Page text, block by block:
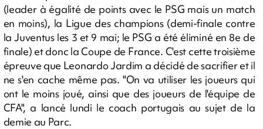
(leader à égalité de points avec le PSG mais un match
en moins), la Ligue des champions (demi-finale contre
la Juventus les 3 et 9 mai; le PSG a été éliminé en 8e de
finale) et donc la Coupe de France. C'est cette troisième
épreuve que Leonardo Jardim a décidé de sacrifier et il
ne s'en cache même pas. "On va utiliser les joueurs qui
ont le moins joué, ainsi que des joueurs de l'équipe de
CFA", a lancé lundi le coach portugais au sujet de la
demie au Parc.